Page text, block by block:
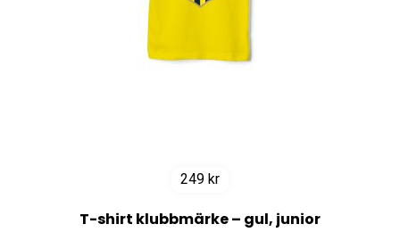
249 kr
T-shirt klubbmärke – gul, junior